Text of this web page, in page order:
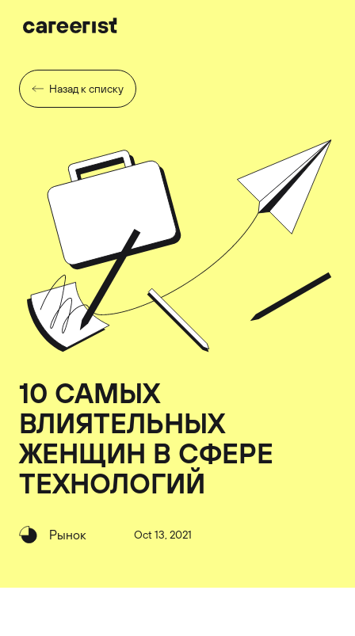
Назад к списку
10 САМЫХ
ВЛИЯТЕЛЬНЫХ
ЖЕНЩИН В СФЕРЕ
ТЕХНОЛОГИЙ
Рынок Oct 13, 2021